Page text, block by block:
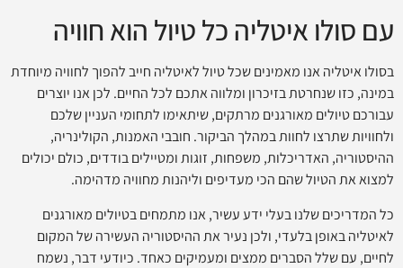
עם סולו איטליה כל טיול הוא חוויה
בסולו איטליה אנו מאמינים שכל טיול לאיטליה חייב להפוך לחוויה מיוחדת
במינה, כזו שנחרטת בזיכרון ומלווה אתכם לכל החיים. לכן אנו יוצרים
עבורכם טיולים מאורגנים מרתקים, שיתאימו לתחומי העניין שלכם
ולחוויות שתרצו לחוות במהלך הביקור. חובבי האמנות, הקולינריה,
ההיסטוריה, האדריכלות, משפחות, זוגות ומטיילים בודדים, כולם יכולים
למצוא את הטיול שהם הכי מעדיפים וליהנות מחוויה מדהימה.
כל המדריכים שלנו בעלי ידע עשיר, אנו מתמחים בטיולים מאורגנים
לאיטליה באופן בלעדי, ולכן נעיר את ההיסטוריה העשירה של המקום
לחיים, עם שלל הסברים ממצים ומעמיקים כאחד. כיודעי דבר, נשמח